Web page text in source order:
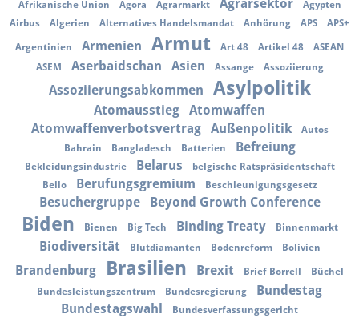
Afrikanische Union Agora Agrarmarkt Agrarsektor
Ägypten
Airbus
Algerien Alternatives Handelsmandat Anhörung APS APS+
Argentinien Armenien Armut Art 48 Artikel 48
ASEAN
ASEM
Aserbaidschan Asien Assange Assoziierung
Assoziierungsabkommen Asylpolitik
Atomausstieg
Atomwaffen
Atomwaffenverbotsvertrag
Außenpolitik
Autos
Bahrain
Bangladesch Batterien Befreiung
Bekleidungsindustrie Belarus
belgische Ratspräsidentschaft
Bello
Berufungsgremium Beschleunigungsgesetz
Besuchergruppe Beyond Growth Conference
Biden Bienen Big Tech Binding Treaty Binnenmarkt
Biodiversität Blutdiamanten Bodenreform Bolivien
Brandenburg Brasilien Brexit Brief Borrell
Büchel
Bundesleistungszentrum
Bundesregierung
Bundestag
Bundestagswahl
Bundesverfassungsgericht